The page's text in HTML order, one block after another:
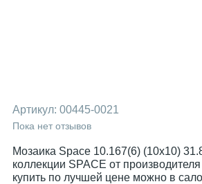
Артикул: 00445-0021
Пока нет отзывов
Мозаика Space 10.167(6) (10x10)
коллекции SPACE от
купить по лучшей цене можно в